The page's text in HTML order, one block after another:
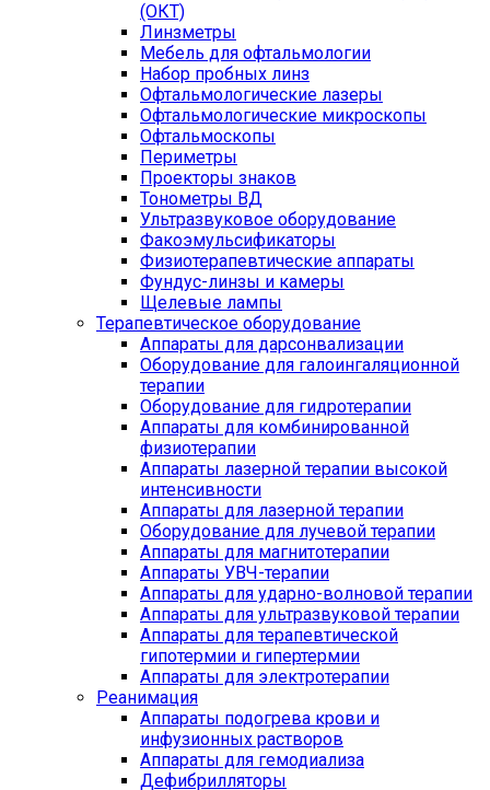
(ОКТ)
Линзметры
Мебель для офтальмологии
Набор пробных линз
Офтальмологические лазеры
Офтальмологические микроскопы
Офтальмоскопы
Периметры
Проекторы знаков
Тонометры ВД
Ультразвуковое оборудование
Факоэмульсификаторы
Физиотерапевтические аппараты
Фундус-линзы и камеры
Щелевые лампы
Терапевтическое оборудование
Аппараты для дарсонвализации
Оборудование для галоингаляционной
терапии
Оборудование для гидротерапии
Аппараты для комбинированной
физиотерапии
Аппараты лазерной терапии высокой
интенсивности
Аппараты для лазерной терапии
Оборудование для лучевой терапии
Аппараты для магнитотерапии
Аппараты УВЧ-терапии
Аппараты для ударно-волновой терапии
Аппараты для ультразвуковой терапии
Аппараты для терапевтической
гипотермии и гипертермии
Аппараты для электротерапии
Реанимация
Аппараты подогрева крови и
инфузионных растворов
Аппараты для гемодиализа
Дефибрилляторы